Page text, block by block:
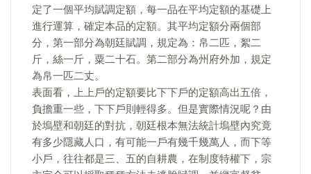
定了一個平均賦調定額，每一品在平均定額的基礎上
進行運算，確定本品的定額。其平均定額分兩個部
分，第一部分為朝廷賦調，規定為：帛二匹，絮二
斤，絲一斤，粟二十石。第二部分為州府外加，規定
為帛一匹二丈。
表面看，上上戶的定額要比下下戶的定額高出五倍，
負擔重一些，下下戶則輕得多。但是實際情況呢？由
於塢壁和朝廷的對抗，朝廷根本無法統計塢壁內究竟
有多少隱藏人口，有可能一戶有幾千幾萬人，而下等
小戶，往往都是三、五的自耕農，在制度特權下，宗